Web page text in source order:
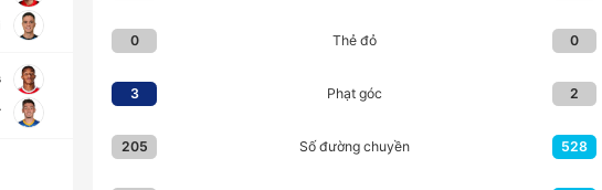
0 Thẻ đỏ 0
3 Phạt góc 2
205 Số đường chuyền 528